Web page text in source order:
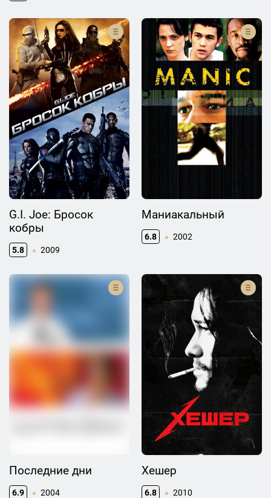
G.I. Joe: Бросок
кобры
5.8 2009
Маниакальный
6.8 2002
Последние дни
6.9 2004
Хешер
6.8 2010